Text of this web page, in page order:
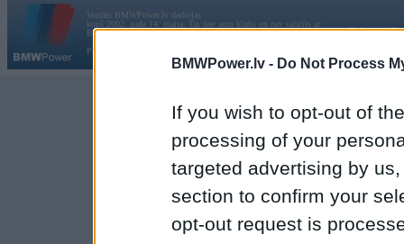
BMWPower.lv - Do Not Process
If you wish to opt-out of
processing of your
targeted advertising by
section to confirm your
opt-out request is
Vortāls BMWPower.lv darbojas
kopš 2002. gada 14. maija. Tas nav auto klubs un nav saistīts ar
BMW AG.
Par BMWPower
Galvena|